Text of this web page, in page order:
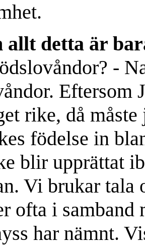
allt detta är
-
Eftersom
rike, då
födelse in
blir upprättat
Vi brukar tala
ofta i samband
har nämnt.